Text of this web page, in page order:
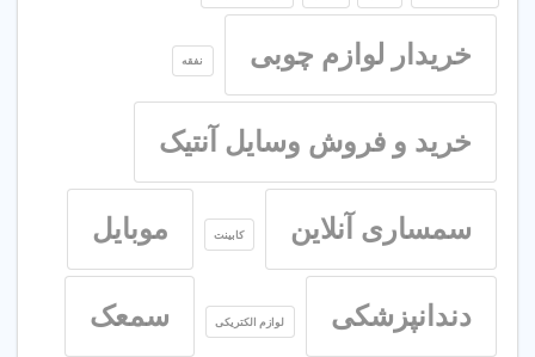
خریدار لوازم چوبی نفقه
خرید و فروش وسایل آنتیک
سمساری آنلاین کابینت موبایل
دندانپزشکی لوازم الکتریکی سمعک